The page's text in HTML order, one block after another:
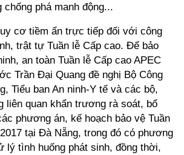
chống phá manh động...
cơ tiềm ẩn trực tiếp đối với công
trật tự Tuần lễ Cấp cao. Để bảo
an toàn Tuần lễ Cấp cao APEC
Trần Đại Quang đề nghị Bộ Công
Tiểu ban An ninh-Y tế và các bộ,
liên quan khẩn trương rà soát, bổ
phương án, kế hoạch bảo vệ Tuần
tại Đà Nẵng, trong đó có phương
lý tình huống phát sinh, đồng thời,